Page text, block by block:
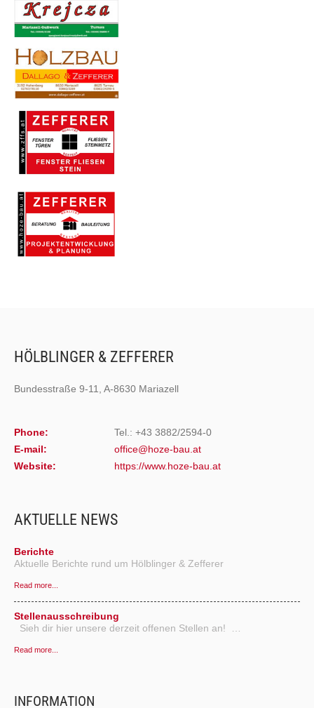
HÖLBLINGER & ZEFFERER
Bundesstraße 9-11, A-8630 Mariazell
Phone:
Tel.: +43 3882/2594-0
E-mail:
office@hoze-bau.at
Website:
https://www.hoze-bau.at
AKTUELLE NEWS
Berichte
Aktuelle Berichte rund um Hölblinger & Zefferer
Read more...
Stellenausschreibung
Sieh dir hier unsere derzeit offenen Stellen an! …
Read more...
INFORMATION